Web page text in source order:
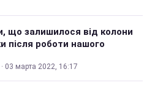
що залишилося від колони
після роботи нашого
· 03 марта 2022, 16:17